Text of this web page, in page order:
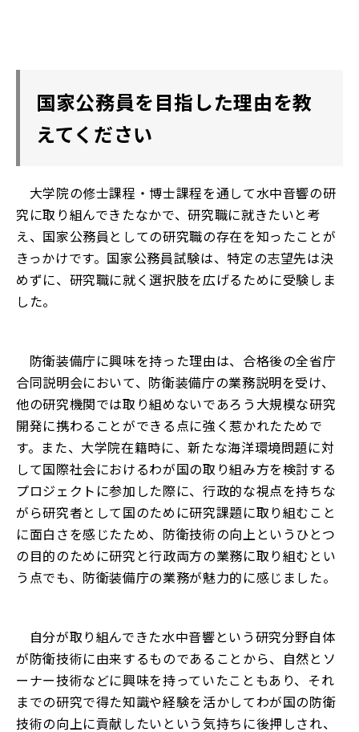
国家公務員を目指した理由を教
えてください
大学院の修士課程・博士課程を通して水中音響の研
究に取り組んできたなかで、研究職に就きたいと考
え、国家公務員としての研究職の存在を知ったことが
きっかけです。国家公務員試験は、特定の志望先は決
めずに、研究職に就く選択肢を広げるために受験しま
した。
防衛装備庁に興味を持った理由は、合格後の全省庁
合同説明会において、防衛装備庁の業務説明を受け、
他の研究機関では取り組めないであろう大規模な研究
開発に携わることができる点に強く惹かれたためで
す。また、大学院在籍時に、新たな海洋環境問題に対
して国際社会におけるわが国の取り組み方を検討する
プロジェクトに参加した際に、行政的な視点を持ちな
がら研究者として国のために研究課題に取り組むこと
に面白さを感じたため、防衛技術の向上というひとつ
の目的のために研究と行政両方の業務に取り組むとい
う点でも、防衛装備庁の業務が魅力的に感じました。
自分が取り組んできた水中音響という研究分野自体
が防衛技術に由来するものであることから、自然とソ
ーナー技術などに興味を持っていたこともあり、それ
までの研究で得た知識や経験を活かしてわが国の防衛
技術の向上に貢献したいという気持ちに後押しされ、